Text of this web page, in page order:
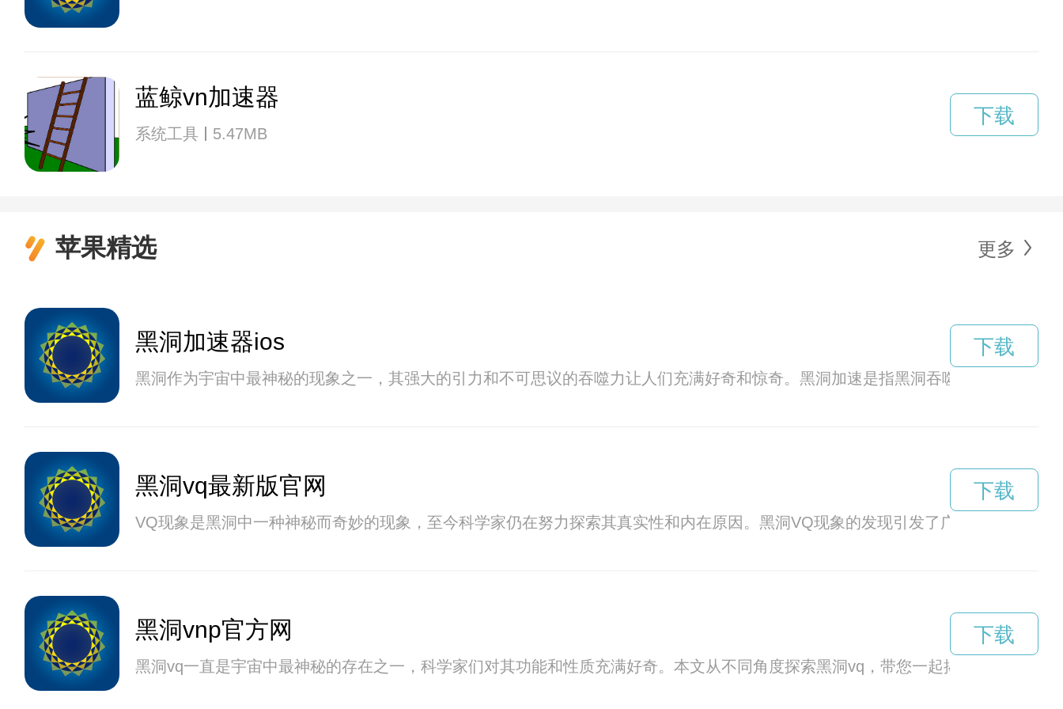
蓝鲸vn加速器
系统工具 5.47MB
下载
苹果精选 更多
黑洞加速器ios
黑洞作为宇宙中最神秘的现象之一，其强大的引力和不可思议的吞噬力让人们充满好奇和惊奇。黑洞加速是指黑洞吞噬物质时，引力
下载
黑洞vq最新版官网
VQ现象是黑洞中一种神秘而奇妙的现象，至今科学家仍在努力探索其真实性和内在原因。黑洞VQ现象的发现引发了广泛的猜测和研
下载
黑洞vnp官方网
黑洞vq一直是宇宙中最神秘的存在之一，科学家们对其功能和性质充满好奇。本文从不同角度探索黑洞vq，带您一起揭开宇宙的神秘
下载